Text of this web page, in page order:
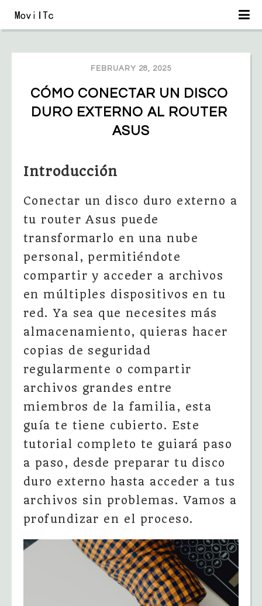
FEBRUARY 28, 2025
CÓMO CONECTAR UN DISCO
DURO EXTERNO AL ROUTER
ASUS
Introducción
Conectar un disco duro externo a
tu router Asus puede
transformarlo en una nube
personal, permitiéndote
compartir y acceder a archivos
en múltiples dispositivos en tu
red. Ya sea que necesites más
almacenamiento, quieras hacer
copias de seguridad
regularmente o compartir
archivos grandes entre
miembros de la familia, esta
guía te tiene cubierto. Este
tutorial completo te guiará paso
a paso, desde preparar tu disco
duro externo hasta acceder a tus
archivos sin problemas. Vamos a
profundizar en el proceso.